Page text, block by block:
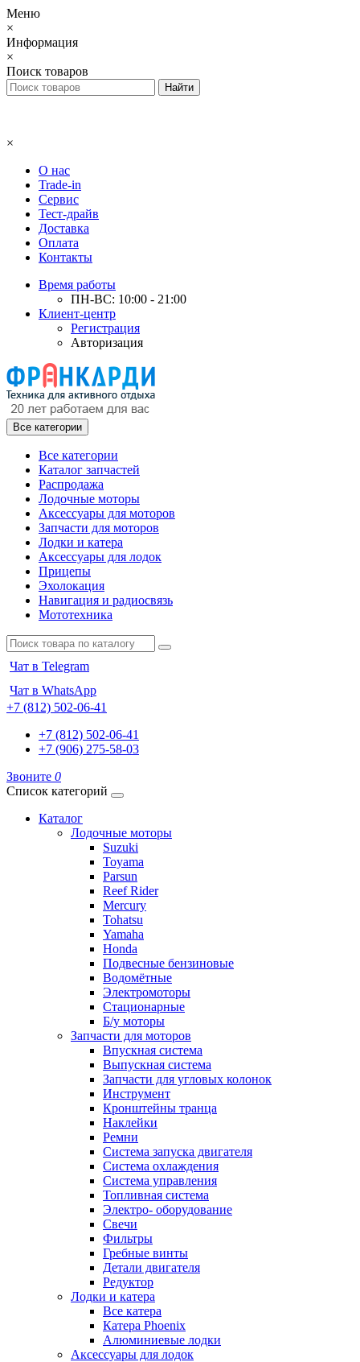
Меню
×
Информация
×
Поиск товаров
×
О нас
Trade-in
Сервис
Тест-драйв
Доставка
Оплата
Контакты
Время работы
ПН-ВС: 10:00 - 21:00
Клиент-центр
Регистрация
Авторизация
Все категории
Все категории
Каталог запчастей
Распродажа
Лодочные моторы
Аксессуары для моторов
Запчасти для моторов
Лодки и катера
Аксессуары для лодок
Прицепы
Эхолокация
Навигация и радиосвязь
Мототехника
Чат в Telegram
Чат в WhatsApp
+7 (812) 502-06-41
+7 (812) 502-06-41
+7 (906) 275-58-03
Звоните 0
Список категорий
Каталог
Лодочные моторы
Suzuki
Toyama
Parsun
Reef Rider
Mercury
Tohatsu
Yamaha
Honda
Подвесные бензиновые
Водомётные
Электромоторы
Стационарные
Б/у моторы
Запчасти для моторов
Впускная система
Выпускная система
Запчасти для угловых колонок
Инструмент
Кронштейны транца
Наклейки
Ремни
Система запуска двигателя
Система охлаждения
Система управления
Топливная система
Электро- оборудование
Свечи
Фильтры
Гребные винты
Детали двигателя
Редуктор
Лодки и катера
Все катера
Катера Phoenix
Алюминиевые лодки
Аксессуары для лодок